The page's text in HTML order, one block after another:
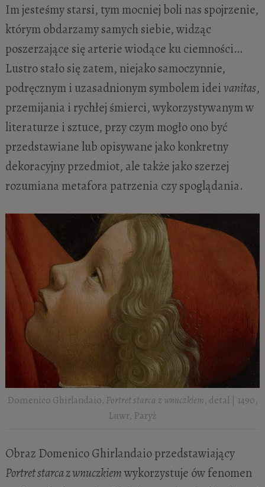
Im jesteśmy starsi, tym mocniej boli nas spojrzenie,
którym obdarzamy samych siebie, widząc
poszerzające się arterie wiodące ku ciemności…
Lustro stało się zatem, niejako samoczynnie,
podręcznym i uzasadnionym symbolem ideivanitas,
przemijania i rychłej śmierci, wykorzystywanym w
literaturze i sztuce, przy czym mogło ono być
przedstawiane lub opisywane jako konkretny
dekoracyjny przedmiot, ale także jako szerzej
rozumiana metafora patrzenia czy spoglądania.
Domenico Ghirlandaio, Portret starca z wnuczkiem, detal | 1490,
Luwr, Paryż
Obraz Domenico Ghirlandaio przedstawiający
Portret starca z wnuczkiemwykorzystuje ów fenomen